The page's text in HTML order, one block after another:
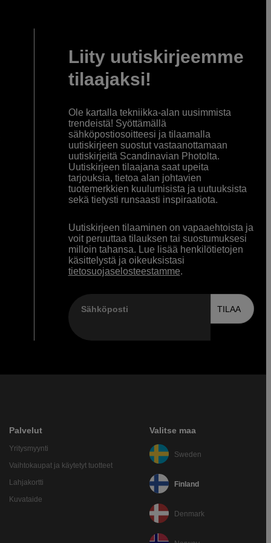
Liity uutiskirjeemme
tilaajaksi!
Ole kartalla tekniikka-alan uusimmista
trendeistä! Syöttämällä
sähköpostiosoitteesi ja tilaamalla
uutiskirjeen suostut vastaanottamaan
uutiskirjeitä Scandinavian Photolta.
Uutiskirjeen tilaajana saat upeita
tarjouksia, tietoa alan johtavien
tuotemerkkien kuulumisista ja uutuuksista
sekä tietysti runsaasti inspiraatiota.
Uutiskirjeen tilaaminen on vapaaehtoista ja
voit peruuttaa tilauksen tai suostumuksesi
milloin tahansa. Lue lisää henkilötietojen
käsittelystä ja oikeuksistasi
tietosuojaselosteestamme.
Sähköposti TILAA
Palvelut
Yritysmyynti
Vaihtokaupat ja käytetyt tuotteet
Lahjakortti
Kuvataide
Valitse maa
Sweden
Finland
Denmark